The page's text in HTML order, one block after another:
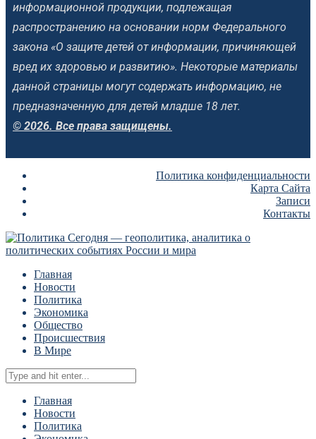
информационной продукции, подлежащая
распространению на основании норм Федерального
закона «О защите детей от информации, причиняющей
вред их здоровью и развитию». Некоторые материалы
данной страницы могут содержать информацию, не
предназначенную для детей младше 18 лет.
© 2026. Все права защищены.
Политика конфиденциальности
Карта Сайта
Записи
Контакты
Главная
Новости
Политика
Экономика
Общество
Происшествия
В Мире
Главная
Новости
Политика